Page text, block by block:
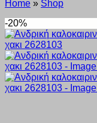
Home » Shop
-20%